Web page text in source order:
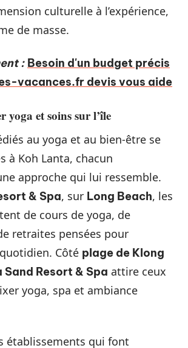
culturelle à l’expérience,
de masse.
: Besoin d'un budget précis
vacances.fr devis vous aide
yoga et soins sur l’île
au yoga et au bien-être se
à Koh Lanta, chacun
approche qui lui ressemble.
& Spa, sur Long Beach, les
de cours de yoga, de
retraites pensées pour
Côté plage de Klong
Sand Resort & Spa attire ceux
yoga, spa et ambiance
établissements qui font